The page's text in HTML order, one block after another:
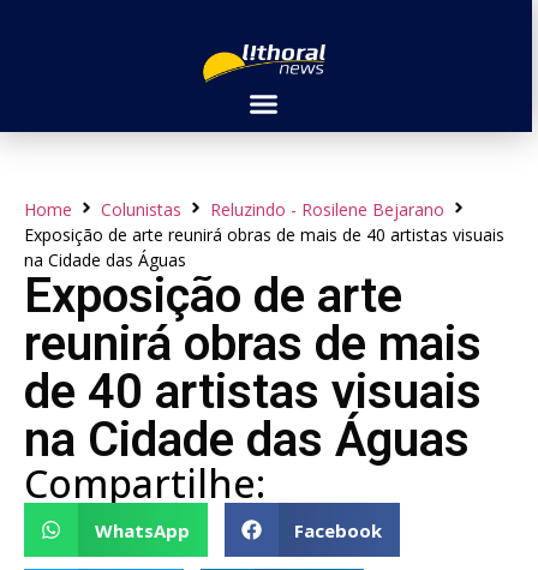
Home Colunistas
Reluzindo - Rosilene Bejarano
Exposição de arte reunirá obras de mais de 40 artistas visuais
na Cidade das Águas
Exposição de arte
reunirá obras de mais
de 40 artistas visuais
na Cidade das Águas
Compartilhe:
WhatsApp Facebook